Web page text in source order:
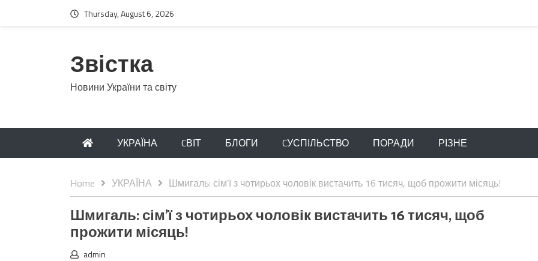
Thursday, August 6, 2026
Звістка
Новини України та світу
УКРАЇНА CВІТ БЛОГИ CУСПІЛЬСТВО ПОРАДИ РІЗНЕ
Home УКРАЇНА Шмигаль: сім’ї з чотирьох чоловік вистачить 16 тисяч, щоб прожити місяць!
Шмигаль: сім’ї з чотирьох чоловік вистачить 16 тисяч, щоб
прожити місяць!
admin